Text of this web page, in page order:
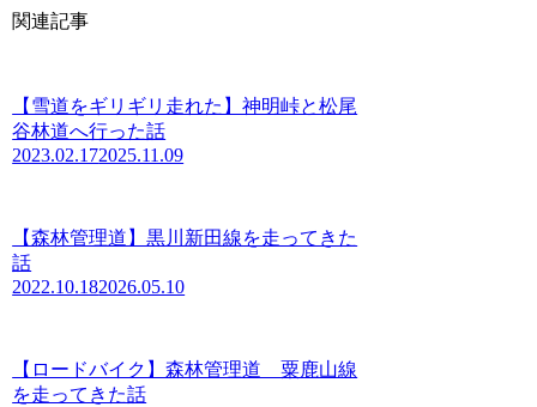
関連記事
【雪道をギリギリ走れた】神明峠と松尾
谷林道へ行った話
2023.02.172025.11.09
【森林管理道】黒川新田線を走ってきた
話
2022.10.182026.05.10
【ロードバイク】森林管理道 粟鹿山線
を走ってきた話